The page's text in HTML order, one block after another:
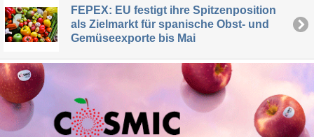
FEPEX: EU festigt ihre Spitzenposition
als Zielmarkt für spanische Obst- und
Gemüseexporte bis Mai